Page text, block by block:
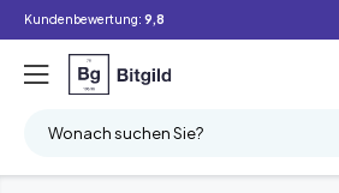
Kundenbewertung: 9,8
Wonach suchen Sie?